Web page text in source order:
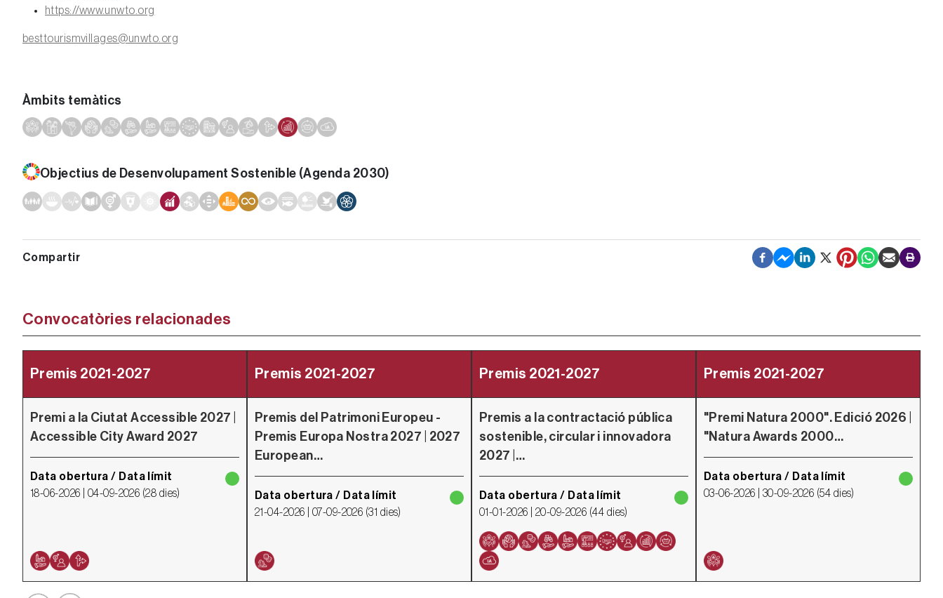
https://www.unwto.org
besttourismvillages@unwto.org
Àmbits temàtics
Objectius de Desenvolupament Sostenible (Agenda 2030)
Convocatòries relacionades
Premis 2021-2027
Premi a la Ciutat Accessible 2027 |
Accessible City Award 2027
Data obertura / Data límit
18-06-2026 | 04-09-2026 (28 dies)
Premis 2021-2027
Premis del Patrimoni Europeu -
Premis Europa Nostra 2027 | 2027
European…
Data obertura / Data límit
21-04-2026 | 07-09-2026 (31 dies)
Premis 2021-2027
Premis a la contractació pública
sostenible, circular i innovadora
2027 |…
Data obertura / Data límit
01-01-2026 | 20-09-2026 (44 dies)
Premis 2021-2027
"Premi Natura 2000". Edició 2026 |
"Natura Awards 2000…
Data obertura / Data límit
03-06-2026 | 30-09-2026 (54 dies)